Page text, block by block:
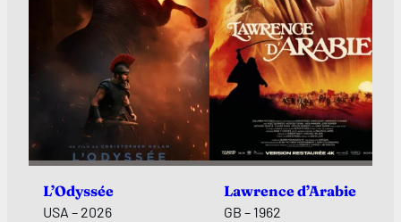
L’Odyssée
USA – 2026
Lawrence d’Arabie
GB – 1962